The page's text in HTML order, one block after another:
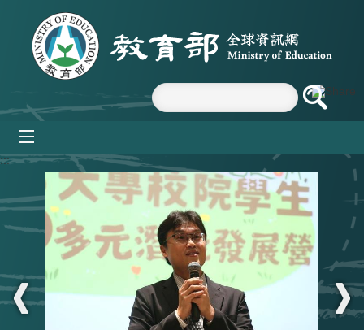
跳到主要內容區塊
:::